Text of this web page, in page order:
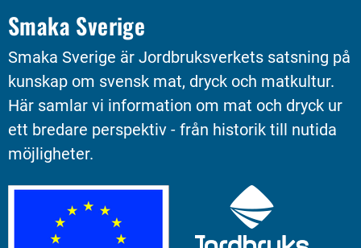
Smaka Sverige
Smaka Sverige är Jordbruksverkets satsning på
kunskap om svensk mat, dryck och matkultur.
Här samlar vi information om mat och dryck ur
ett bredare perspektiv - från historik till nutida
möjligheter.